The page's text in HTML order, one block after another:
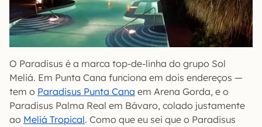
O Paradisus é a marca top-de-linha do grupo Sol
Meliá. Em Punta Cana funciona em dois endereços —
tem o Paradisus Punta Cana em Arena Gorda, e o
Paradisus Palma Real em Bávaro, colado justamente
ao Meliá Tropical. Como que eu sei que o Paradisus